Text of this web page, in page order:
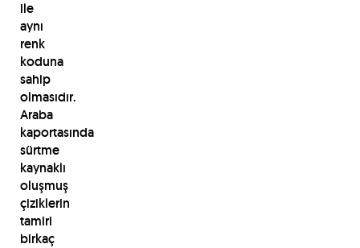
ile
aynı
renk
koduna
sahip
olmasıdır.
Araba
kaportasında
sürtme
kaynaklı
oluşmuş
çiziklerin
tamiri
birkaç